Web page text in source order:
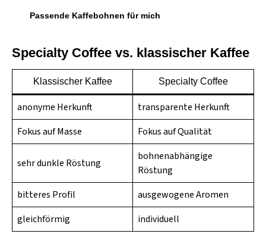
Passende Kaffebohnen für mich
Specialty Coffee vs. klassischer Kaffee
Klassischer Kaffee Specialty Coffee
anonyme Herkunft
transparente Herkunft
Fokus auf Masse
Fokus auf Qualität
sehr dunkle Röstung
bohnenabhängige
Röstung
bitteres Profil
ausgewogene Aromen
gleichförmig
individuell